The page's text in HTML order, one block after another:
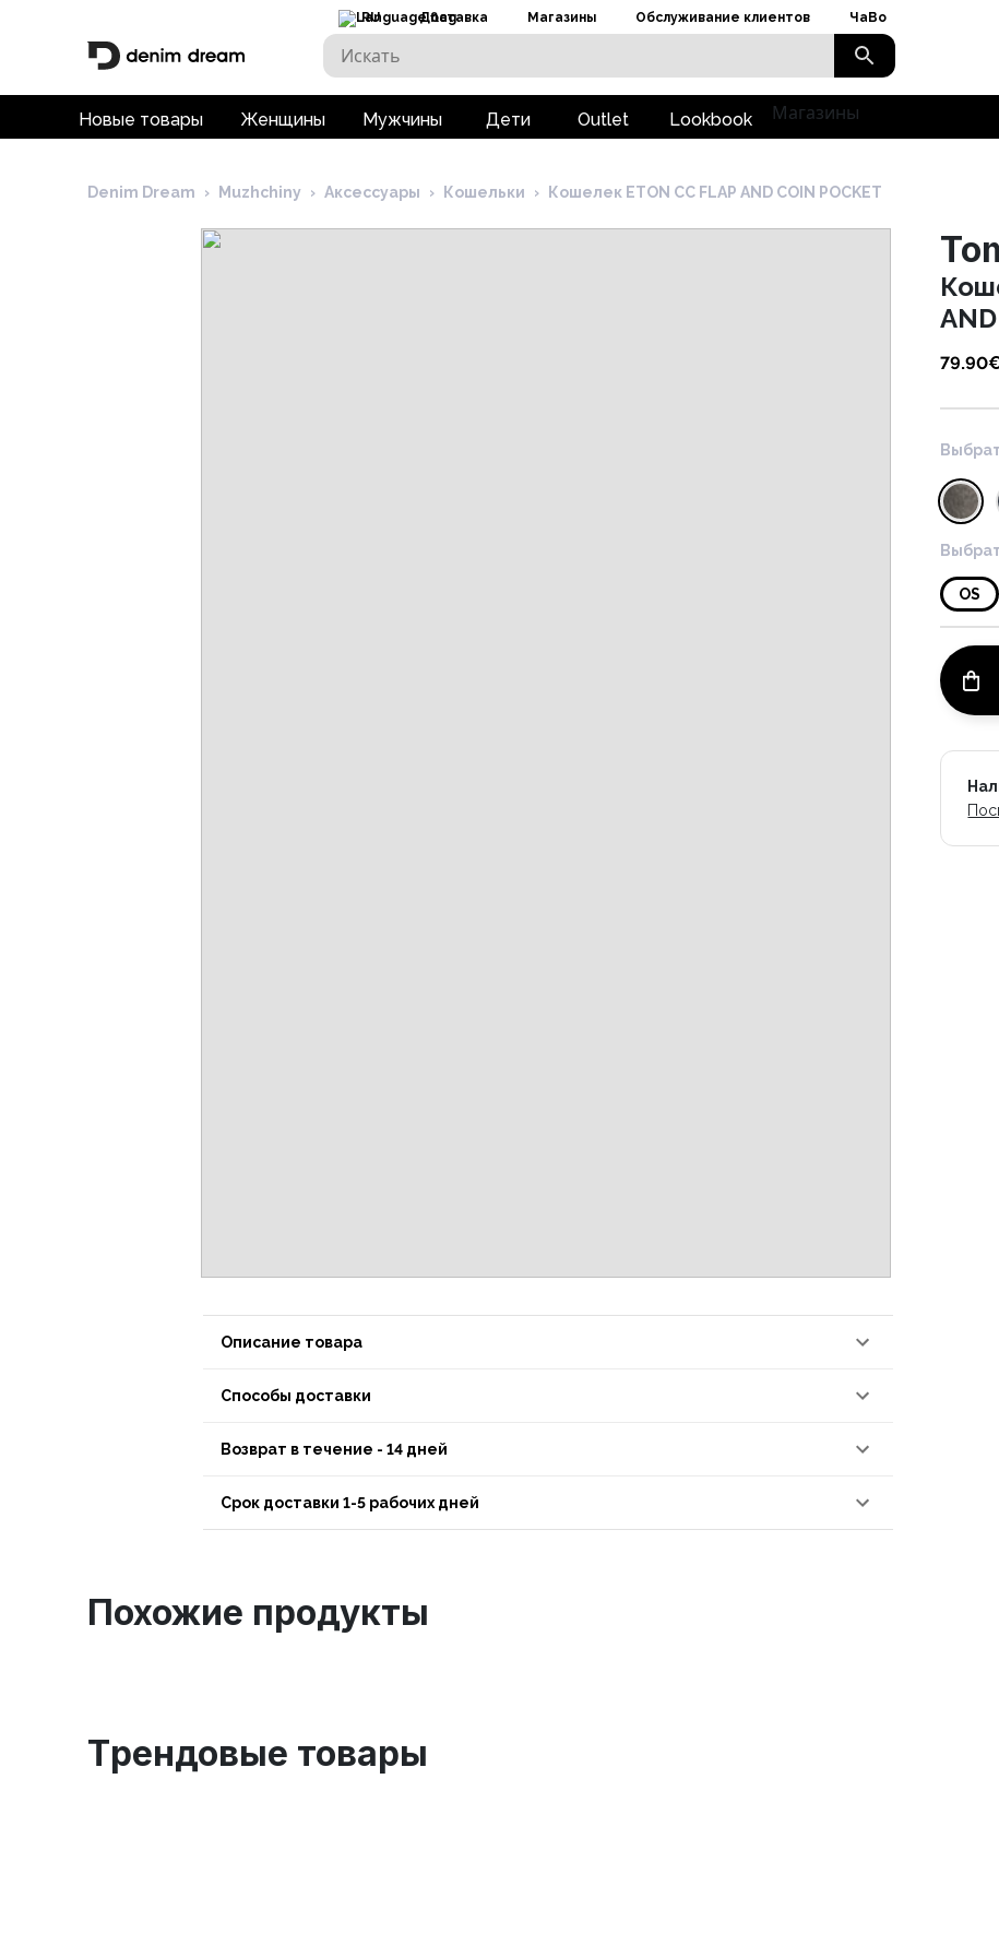
RU Доставка Магазины Обслуживание клиентов ЧаВо
Новые товары Женщины Мужчины Дети Outlet Lookbook Магазины
Denim Dream › Muzhchiny › Аксессуары › Кошельки › Кошелек ETON CC FLAP AND COIN POCKET
Описание товара
Способы доставки
Возврат в течение - 14 дней
Срок доставки 1-5 рабочих дней
79.90
OS
Похожие продукты
Tрендовые товары